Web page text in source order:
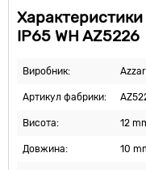
Характеристики
IP65 WH AZ5226
Виробник:
Артикул фабрики:
Висота: 12
Довжина: 10